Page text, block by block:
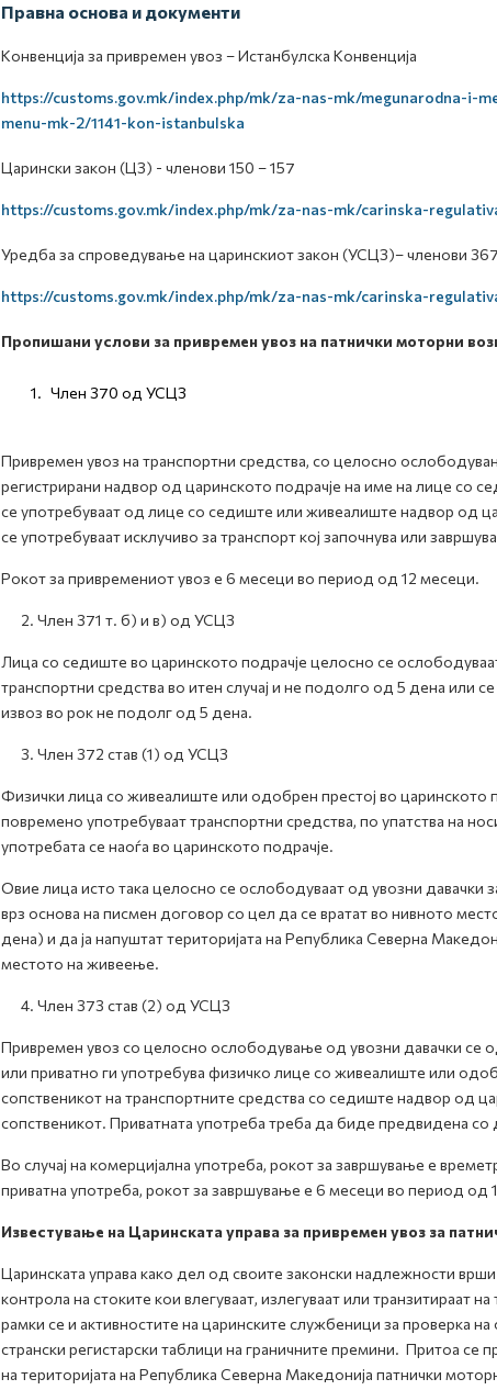
Правна основа и документи
Конвенција за привремен увоз – Истанбулска Конвенција
https://customs.gov.mk/index.php/mk/za-nas-mk/megunarodna-i-
menu-mk-2/1141-kon-istanbulska
Царински закон (ЦЗ) - членови 150 – 157
https://customs.gov.mk/index.php/mk/za-nas-mk/carinska-
Уредба за спроведување на царинскиот закон (УСЦЗ)– членови
https://customs.gov.mk/index.php/mk/za-nas-mk/carinska-
Пропишани услови за привремен увоз на патнички моторни
Член 370 од УСЦЗ
Привремен увоз на транспортни средства, со целосно
регистрирани надвор од царинското подрачје на име на лице со
се употребуваат од лице со седиште или живеалиште надвор од
се употребуваат исклучиво за транспорт кој започнува или
Рокот за привремениот увоз е 6 месеци во период од 12 месеци.
2. Член 371 т. б) и в) од УСЦЗ
Лица со седиште во царинското подрачје целосно се
транспортни средства во итен случај и не подолго од 5 дена или
извоз во рок не подолг од 5 дена.
3. Член 372 став (1) од УСЦЗ
Физички лица со живеалиште или одобрен престој во царинското
повремено употребуваат транспортни средства, по упатства на
употребата се наоѓа во царинското подрачје.
Овие лица исто така целосно се ослободуваат од увозни давачки
врз основа на писмен договор со цел да се вратат во нивното
дена) и да ја напуштат територијата на Република Северна
местото на живеење.
4. Член 373 став (2) од УСЦЗ
Привремен увоз со целосно ослободување од увозни давачки се
или приватно ги употребува физичко лице со живеалиште или
сопственикот на транспортните средства со седиште надвор од
сопственикот. Приватната употреба треба да биде предвидена
Во случај на комерцијална употреба, рокот за завршување е
приватна употреба, рокот за завршување е 6 месеци во период од
Известување на Царинската управа за привремен увоз за
Царинската управа како дел од своите законски надлежности
контрола на стоките кои влегуваат, излегуваат или транзитираат
рамки се и активностите на царинските службеници за проверка
странски регистарски таблици на граничните премини. Притоа се
на територијата на Република Северна Македонија патнички